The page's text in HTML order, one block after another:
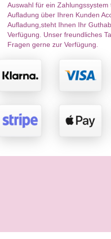
Auswahl für ein
Aufladung über Ihren Kunden
Aufladung,steht Ihnen Ihr
Verfügung. Unser freundliches
Fragen gerne zur Verfügung.